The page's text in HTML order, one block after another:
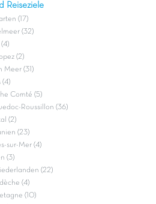
Reiseziele
(17)
(32)
(2)
Meer (31)
(4)
Comté (5)
Roussillon (36)
(2)
(23)
sur-Mer (4)
(3)
(22)
(4)
(10)